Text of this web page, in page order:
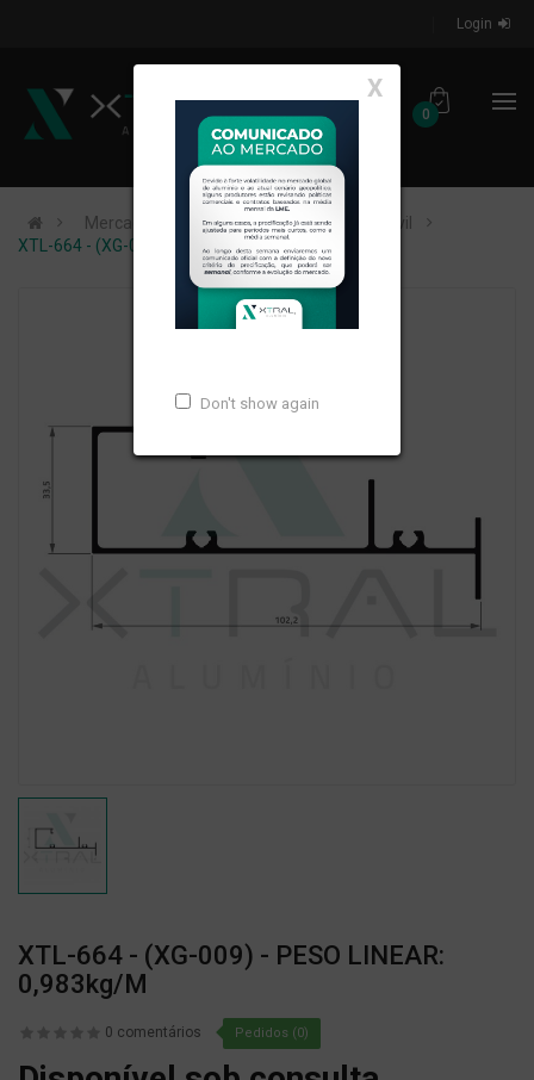
Login
0
X
Don't show again
Mercados de Atuação
Construção Civil
XTL-664 - (XG-009) - PESO LINEAR: 0,983kg/m
XTL-664 - (XG-009) - PESO LINEAR:
0,983kg/m
0 comentários Pedidos (0)